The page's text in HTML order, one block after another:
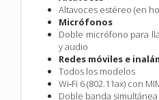
Altavoces estéreo (en
Micrófonos
Doble micrófono para
y audio
Redes móviles e
Todos los modelos
Wi‑Fi 6 (802.11ax) con
Doble banda simultánea